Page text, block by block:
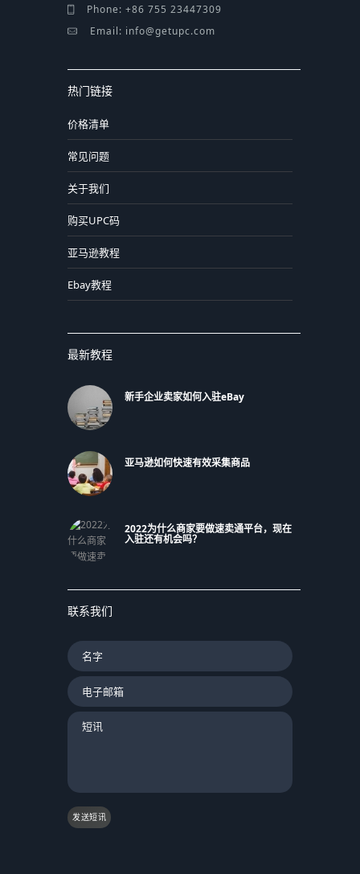
Phone: +86 755 23447309
Email: info@getupc.com
热门链接
价格清单
常见问题
关于我们
购买UPC码
亚马逊教程
Ebay教程
最新教程
新手企业卖家如何入驻eBay
亚马逊如何快速有效采集商品
2022为什么商家要做速卖通平台，现在
入驻还有机会吗？
联系我们
发送短讯